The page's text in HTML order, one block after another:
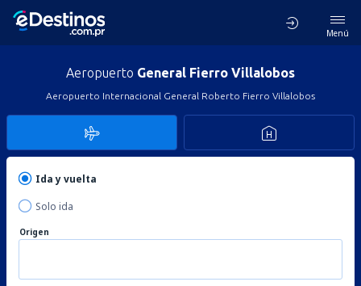
Menú
Aeropuerto General Fierro Villalobos
Aeropuerto Internacional General Roberto Fierro Villalobos
Ida y vuelta
Solo ida
Origen